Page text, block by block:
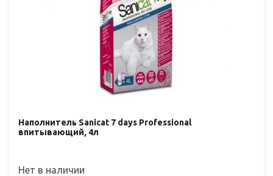
Наполнитель Sanicat 7 days Professional
впитывающий, 4л
Нет в наличии